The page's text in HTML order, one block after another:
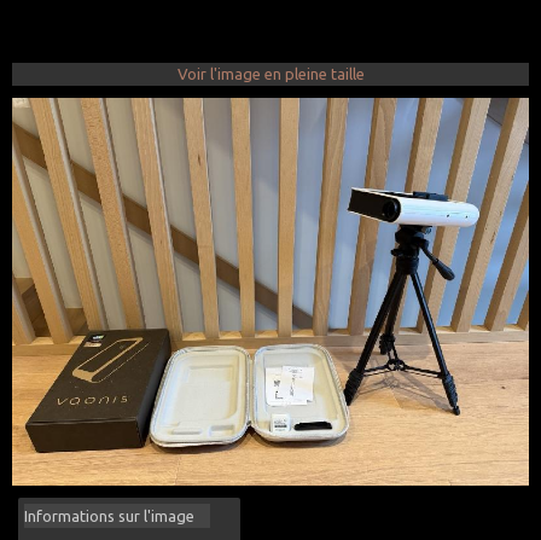
Voir l'image en pleine taille
Informations sur l'image